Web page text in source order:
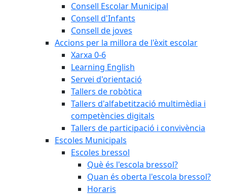
Consell Escolar Municipal
Consell d'Infants
Consell de joves
Accions per la millora de l'èxit escolar
Xarxa 0-6
Learning English
Servei d'orientació
Tallers de robòtica
Tallers d'alfabetització multimèdia i
competències digitals
Tallers de participació i convivència
Escoles Municipals
Escoles bressol
Què és l'escola bressol?
Quan és oberta l'escola bressol?
Horaris